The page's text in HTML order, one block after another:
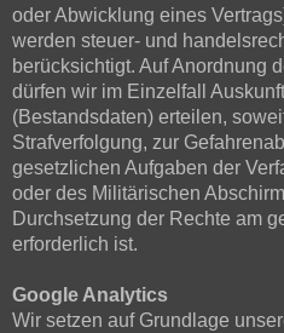
oder Abwicklung eines
werden steuer- und
berücksichtigt. Auf Anordnung
dürfen wir im Einzelfall
(Bestandsdaten) erteilen,
Strafverfolgung, zur
gesetzlichen Aufgaben der
oder des Militärischen
Durchsetzung der Rechte am
erforderlich ist.
Google Analytics
Wir setzen auf Grundlage